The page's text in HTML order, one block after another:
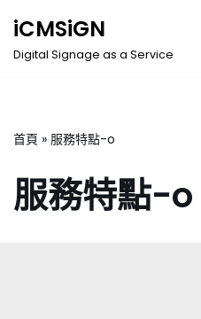
Skip
iCMSiGN
Digital Signage as a Service
首頁 » 服務特點-o
服務特點-o